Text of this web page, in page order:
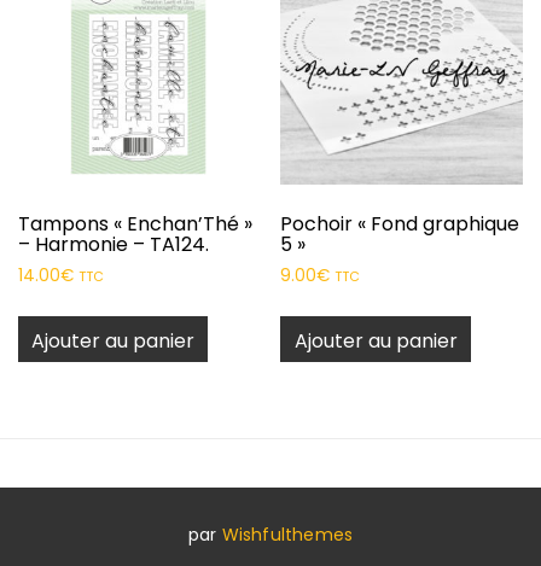
Tampons « Enchan’Thé »
– Harmonie – TA124.
14.00€ TTC
Ajouter au panier
Pochoir « Fond graphique
5 »
9.00€ TTC
Ajouter au panier
par Wishfulthemes